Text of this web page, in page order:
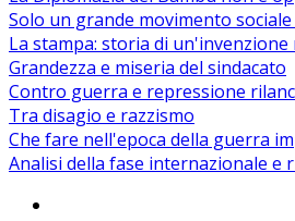
Solo un grande movimento
La stampa: storia di
Grandezza e miseria del sindacato
Contro guerra e repressione
Tra disagio e razzismo
Che fare nell'epoca della guerra
Analisi della fase internazionale e